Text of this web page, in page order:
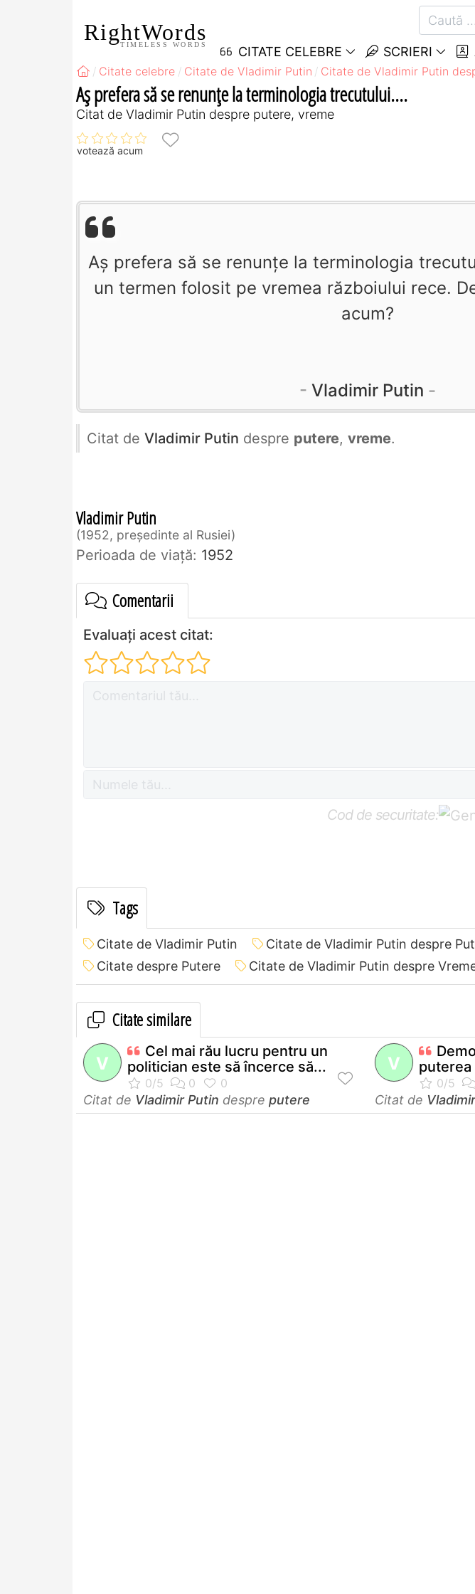
RightWords
TIMELESS WORDS CITATE CELEBRE SCRIERI
Citate celebre Citate de Vladimir Putin Citate de Vladimir Putin
Aş prefera să se renunţe la terminologia trecutului....
Citat de Vladimir Putin despre putere, vreme
votează acum
Aş prefera să se renunţe la terminologia
un termen folosit pe vremea războiului rece.
acum?
Vladimir Putin
Citat de Vladimir Putin despre putere, vreme.
Vladimir Putin
1952, președinte al Rusiei
Perioada de viaţă: 1952
Comentarii
Evaluați acest citat:
Cod de securitate:
Tags
Citate de Vladimir Putin
Citate de Vladimir Putin despre
Citate despre Putere
Citate de Vladimir Putin despre
Citate similare
V
Cel mai rău lucru pentru un
politician este să încerce să...
Citat de Vladimir Putin despre putere
V
Citat de